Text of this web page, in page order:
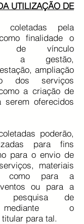
UTILIZAÇÃO DE
coletadas pela
finalidade o
de vínculo
a gestão,
ampliação
dos serviços
a criação de
oferecidos
poderão,
para fins
para o envio de
materiais
como para a
ou para a
pesquisa de
mediante o
para tal.